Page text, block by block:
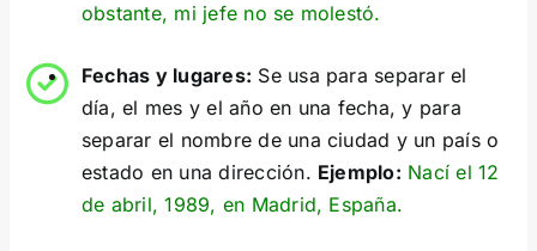
obstante, mi jefe no se molestó.
Fechas y lugares: Se usa para separar el
día, el mes y el año en una fecha, y para
separar el nombre de una ciudad y un país o
estado en una dirección. Ejemplo: Nací el 12
de abril, 1989, en Madrid, España.